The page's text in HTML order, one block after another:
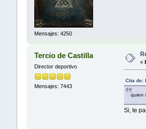
Mensajes: 4250
Tercio de Castilla
Director deportivo
Mensajes: 7443
«
Cita de:
quien
Si, te